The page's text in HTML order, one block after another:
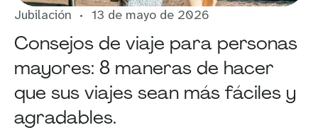
Jubilación 13 de mayo de 2026
Consejos de viaje para personas
mayores: 8 maneras de hacer
que sus viajes sean más fáciles y
agradables.